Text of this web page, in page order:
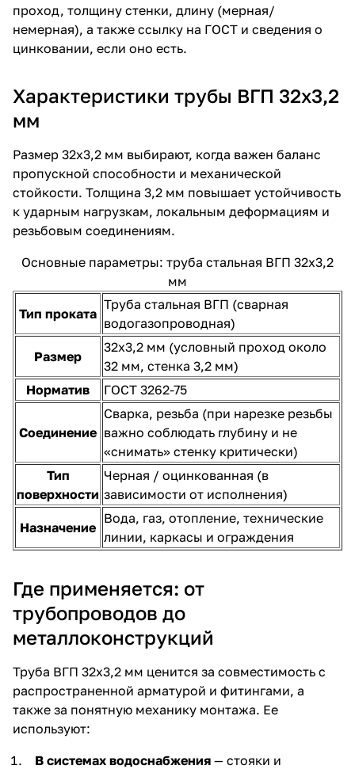
проход, толщину стенки, длину (мерная/
немерная), а также ссылку на ГОСТ и сведения о
цинковании, если оно есть.
Характеристики трубы ВГП 32х3,2
мм
Размер 32х3,2 мм выбирают, когда важен баланс
пропускной способности и механической
стойкости. Толщина 3,2 мм повышает устойчивость
к ударным нагрузкам, локальным деформациям и
резьбовым соединениям.
Основные параметры: труба стальная ВГП 32х3,2
мм
Тип проката
Труба стальная ВГП (сварная
водогазопроводная)
Размер
32х3,2 мм (условный проход около
32 мм, стенка 3,2 мм)
Норматив
ГОСТ 3262-75
Соединение
Сварка, резьба (при нарезке резьбы
важно соблюдать глубину и не
«снимать» стенку критически)
Тип
поверхности
Черная / оцинкованная (в
зависимости от исполнения)
Назначение
Вода, газ, отопление, технические
линии, каркасы и ограждения
Где применяется: от
трубопроводов до
металлоконструкций
Труба ВГП 32х3,2 мм ценится за совместимость с
распространенной арматурой и фитингами, а
также за понятную механику монтажа. Ее
используют:
В системах водоснабжения — стояки и